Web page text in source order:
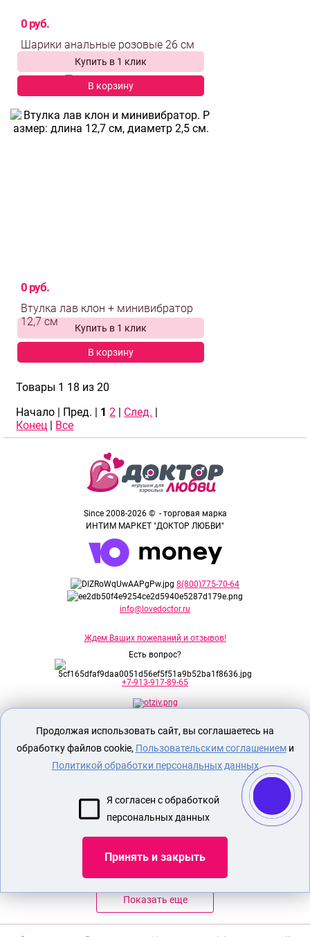
0 руб.
Купить в 1 клик
В корзину
0 руб.
Купить в 1 клик
В корзину
выбрать и сравнить
Товары 1 18 из 20
Начало | Пред. | 1 2 | След. |
Конец | Все
Since 2008-2026 © - торговая марка
ИНТИМ МАРКЕТ "ДОКТОР ЛЮБВИ"
8(800)775-70-64
info@lovedoctor.ru
Ждем Ваших пожеланий и отзывов!
Есть вопрос?
+7-913-917-89-65
Секс шоп Доктор Любви предназначен
исключительно для лиц старше 18 лет!
Вся продукция имеет знак EAC
Евразийского соответствия.
ЭРОТИЧЕСКОЕ БЕЛЬЕ
Показать еще
Продолжая использовать сайт, вы соглашаетесь на
обработку файлов cookie, Пользовательским соглашениеми
Политикой обработки персональных данных
Я согласен с обработкой
персональных данных
Принять и закрыть